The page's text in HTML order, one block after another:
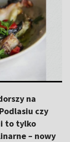
na
czy
to tylko
– nowy